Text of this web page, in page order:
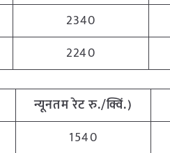
2340
2240
न्यूनतम रेट रु./क्विं.)
1540